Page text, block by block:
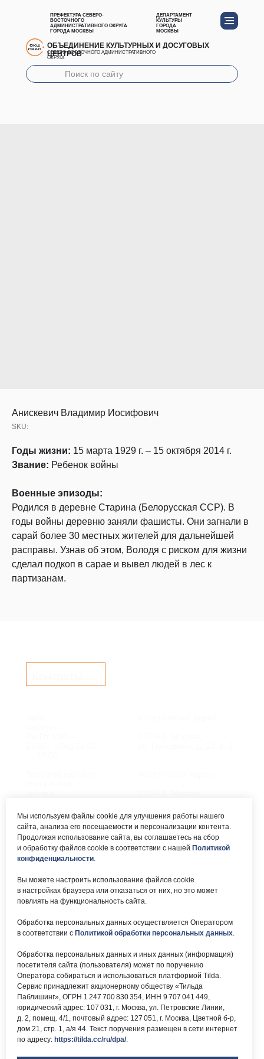
ПРЕФЕКТУРА СЕВЕРО-
ВОСТОЧНОГО
АДМИНИСТРАТИВНОГО ОКРУГА
ГОРОДА МОСКВЫ
ДЕПАРТАМЕНТ
КУЛЬТУРЫ
ГОРОДА
МОСКВЫ
ОБЪЕДИНЕНИЕ КУЛЬТУРНЫХ И ДОСУГОВЫХ
ЦЕНТРОВ
СЕВЕРО-ВОСТОЧНОГО АДМИНИСТРАТИВНОГО
ОКРУГА
Анискевич Владимир Иосифович
SKU:
Годы жизни: 15 марта 1929 г. – 15 октября 2014 г.
Звание: Ребенок войны
Военные эпизоды:
Родился в деревне Старина (Белорусская ССР). В
годы войны деревню заняли фашисты. Они загнали в
сарай более 30 местных жителей для дальнейшей
расправы. Узнав об этом, Володя с риском для жизни
сделал подкоп в сарае и вывел людей в лес к
партизанам.
okc-
svao@svao.mos.ru
Почта:
Об учреждении:
О ГБУ «ОКЦ СВАО»
Электронный каталог:
Результаты НОК
Электронные ресурсы:
Национальная
Каталог Библиотек
электронная детская
библиотека
Мы используем файлы cookie для улучшения работы нашего
сайта, анализа его посещаемости и персонализации контента.
Продолжая использование сайта, вы соглашаетесь на сбор
и обработку файлов cookie в соответствии с нашей Политикой
конфиденциальности.
Вы можете настроить использование файлов cookie
в настройках браузера или отказаться от них, но это может
повлиять на функциональность сайта.
Обработка персональных данных осуществляется Оператором
в соответствии с Политикой обработки персональных данных.
Обработка персональных данных и иных данных (информация)
посетителя сайта (пользователя) может по поручению
Оператора собираться и использоваться платформой Tilda.
Сервис принадлежит акционерному обществу «Тильда
Паблишинг», ОГРН 1 247 700 830 354, ИНН 9 707 041 449,
юридический адрес: 107 031, г. Москва, ул. Петровские Линии,
д. 2, помещ. 4/1, почтовый адрес: 127 051, г. Москва, Цветной б-р,
дом 21, стр. 1, а/я 44. Текст поручения размещен в сети интернет
по адресу: https://tilda.cc/ru/dpa/.